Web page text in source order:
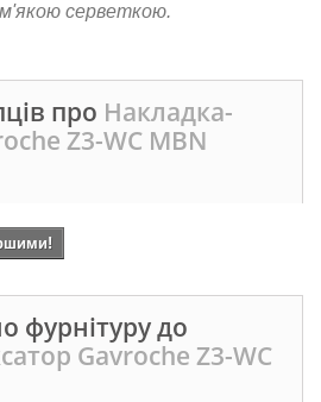
серветкою.
про Накладка-
Z3-WC MBN
фурнітуру до
Gavroche Z3-WC